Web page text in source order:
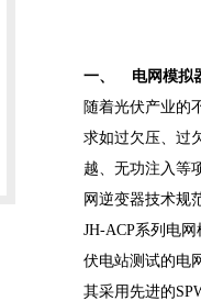
一、 电网模拟
随着光伏产业的
求如过欠压、过
越、无功注入等
网逆变器技术规
JH-ACP系列电
伏电站测试的电
其采用先进的